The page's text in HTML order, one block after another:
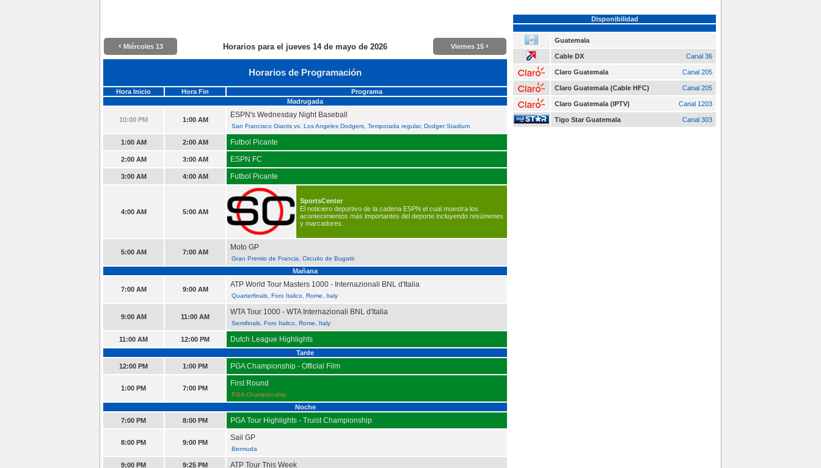
‹ Miércoles 13 Horarios para el jueves 14 de mayo de 2026 Viernes 15 ›
Horarios de Programación
Hora Inicio Hora Fin
Programa
Madrugada
10:00 PM 1:00 AM
ESPN's Wednesday Night Baseball
San Francisco Giants vs. Los Angeles Dodgers, Temporada regular, Dodger Stadium
1:00 AM 2:00 AM Futbol Picante
2:00 AM 3:00 AM ESPN FC
3:00 AM 4:00 AM Futbol Picante
4:00 AM 5:00 AM
SportsCenter
El noticiero deportivo de la cadena ESPN el cual muestra los
acontecimientos más importantes del deporte incluyendo resúmenes
y marcadores.
5:00 AM 7:00 AM
Moto GP
Gran Premio de Francia, Circuito de Bugatti
Mañana
7:00 AM 9:00 AM
ATP World Tour Masters 1000 - Internazionali BNL d'Italia
Quarterfinals, Foro Italico, Rome, Italy
9:00 AM 11:00 AM
WTA Tour 1000 - WTA Internazionali BNL d'Italia
Semifinals, Foro Italico, Rome, Italy
11:00 AM 12:00 PM Dutch League Highlights
Tarde
12:00 PM
1:00 PM PGA Championship - Official Film
1:00 PM 7:00 PM
First Round
PGA Championship
Noche
7:00 PM
8:00 PM PGA Tour Highlights - Truist Championship
8:00 PM 9:00 PM
Sail GP
Bermuda
9:00 PM 9:25 PM ATP Tour This Week
Disponibilidad
Guatemala
Cable DX Canal 36
Claro Guatemala Canal 205
Claro Guatemala (Cable HFC) Canal 205
Claro Guatemala (IPTV) Canal 1203
Tigo Star Guatemala Canal 303